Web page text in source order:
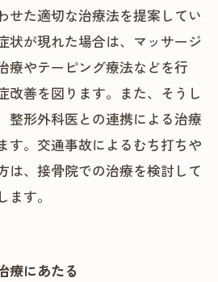
せた適切な治療法を提案してい
状が現れた場合は、マッサージ
療やテーピング療法などを行
改善を図ります。また、そうし
整形外科医との連携による治療
す。交通事故によるむち打ちや
は、接骨院での治療を検討して
す。
療にあたる